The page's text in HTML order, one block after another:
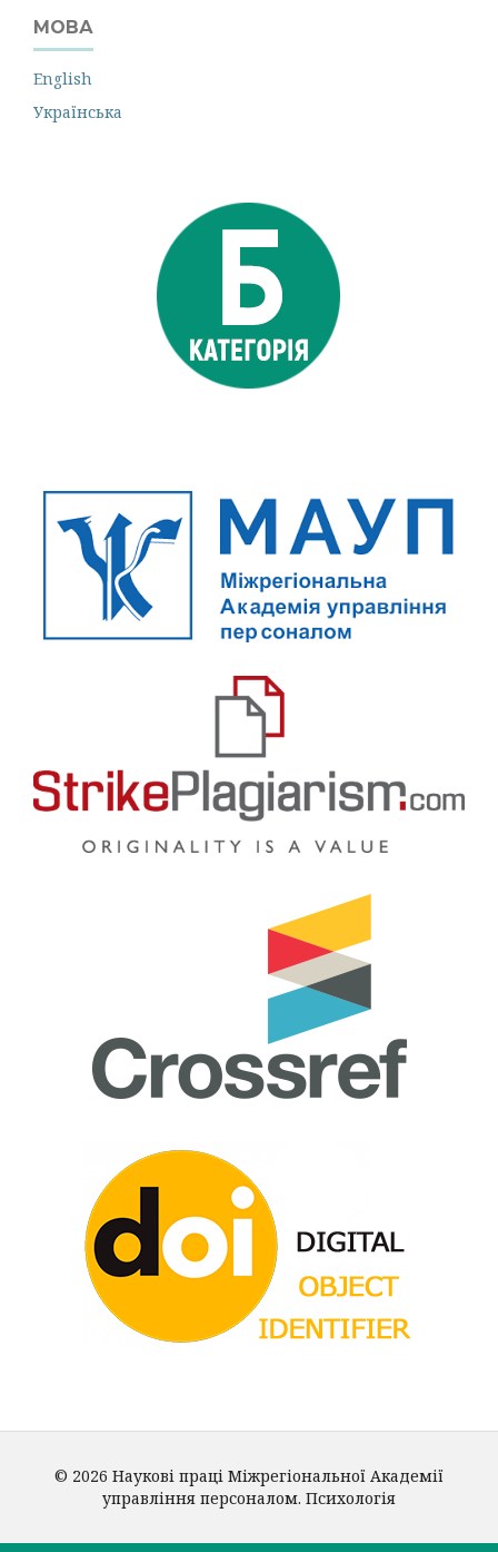
МОВА
English
Українська
© 2026 Наукові праці Міжрегіональної Академії
управління персоналом. Психологія